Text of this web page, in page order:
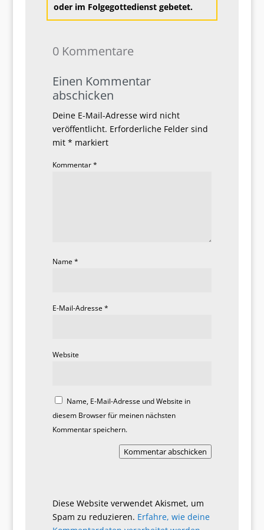
oder im Folgegottedienst gebetet.
0 Kommentare
Einen Kommentar
abschicken
Deine E-Mail-Adresse wird nicht
veröffentlicht. Erforderliche Felder sind
mit * markiert
Kommentar*
Name *
E-Mail-Adresse *
Website
Name, E-Mail-Adresse und Website in
diesem Browser für meinen nächsten
Kommentar speichern.
Kommentar abschicken
Diese Website verwendet Akismet, um
Spam zu reduzieren. Erfahre, wie deine